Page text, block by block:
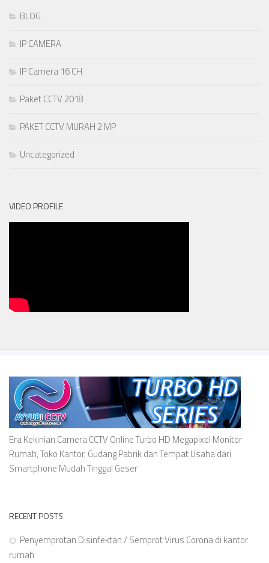
BLOG
IP CAMERA
IP Camera 16 CH
Paket CCTV 2018
PAKET CCTV MURAH 2 MP
Uncategorized
VIDEO PROFILE
Era Kekinian Camera CCTV Online Turbo HD Megapixel Monitor
Rumah, Toko Kantor, Gudang Pabrik dan Tempat Usaha dari
Smartphone Mudah Tinggal Geser
RECENT POSTS
Penyemprotan Disinfektan / Semprot Virus Corona di kantor
rumah